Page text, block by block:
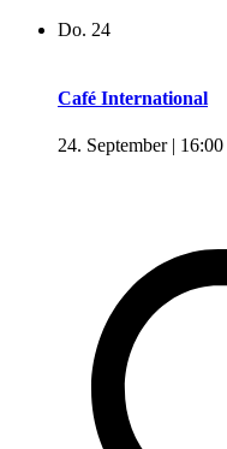
Do. 24
Café International
24. September | 16:00